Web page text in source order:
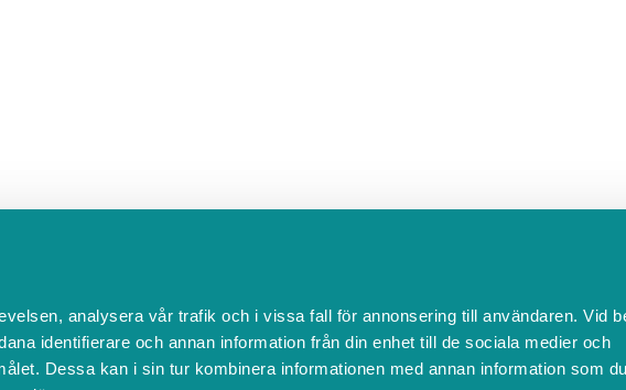
analysera vår trafik och i vissa fall för annonsering till användaren. Vid
identifierare och annan information från din enhet till de sociala medier och
Dessa kan i sin tur kombinera informationen med annan information som